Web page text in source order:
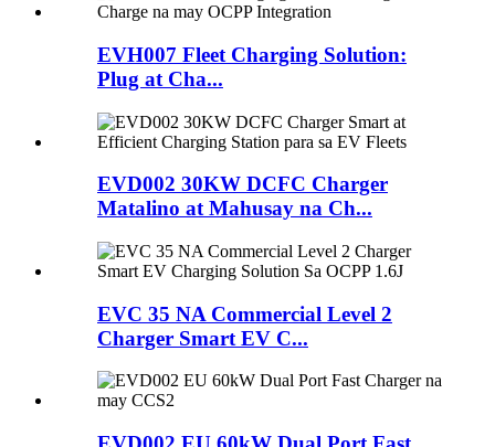
EVH007 Fleet Charging Solution:
Plug at Cha...
EVD002 30KW DCFC Charger
Matalino at Mahusay na Ch...
EVC 35 NA Commercial Level 2
Charger Smart EV C...